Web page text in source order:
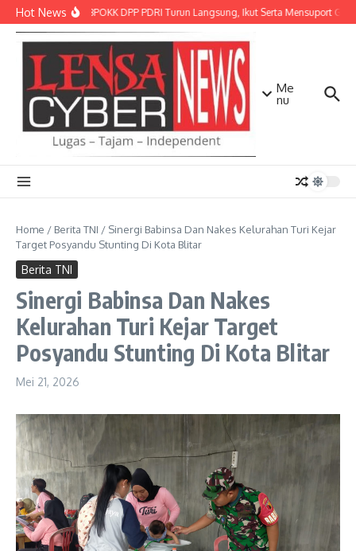
Lewati ke konten
Hot NewsKepala BPOKK DPP PDRI Turun Langsung, Ikut Serta Mensuport
Me
nu
Home / Berita TNI / Sinergi Babinsa Dan Nakes Kelurahan Turi Kejar
Target Posyandu Stunting Di Kota Blitar
Berita TNI
Sinergi Babinsa Dan Nakes
Kelurahan Turi Kejar Target
Posyandu Stunting Di Kota Blitar
Mei 21, 2026